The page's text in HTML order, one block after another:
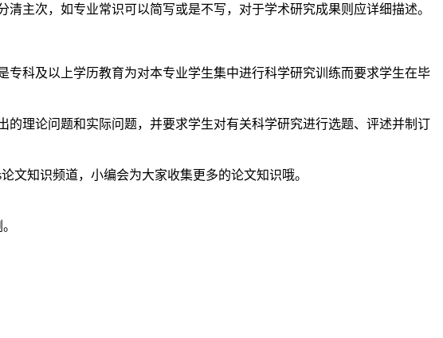
主次，如专业常识可以简写或是不写，对于学术研究成果则应详细描述。
科及以上学历教育为对本专业学生集中进行科学研究训练而要求学生在毕
理论问题和实际问题，并要求学生对有关科学研究进行选题、评述并制订
文知识频道，小编会为大家收集更多的论文知识哦。